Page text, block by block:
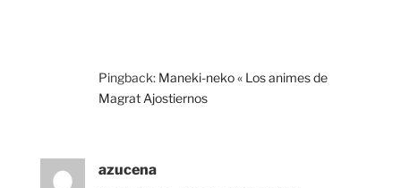
Pingback: Maneki-neko « Los animes de
Magrat Ajostiernos
azucena